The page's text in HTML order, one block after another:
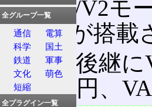
近いV1/V2モ
モードが搭
直系の後継
298,000円、
全グループ一覧
通信
電算
科学
国土
鉄道
軍事
文化
萌色
短縮
全プラグイン一覧